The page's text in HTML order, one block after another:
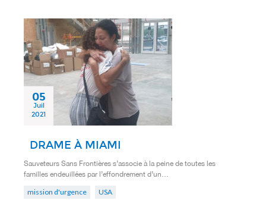
05
Juil
2021
DRAME À MIAMI
Sauveteurs Sans Frontières s’associe à la peine de toutes les
familles endeuillées par l’effondrement d’un…
mission d'urgence USA